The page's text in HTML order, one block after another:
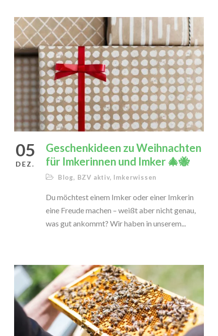
05
DEZ.
Geschenkideen zu Weihnachten
für Imkerinnen und Imker 🎄🐝
Blog, BZV aktiv, Imkerwissen
Du möchtest einem Imker oder einer Imkerin
eine Freude machen – weißt aber nicht genau,
was gut ankommt? Wir haben in unserem...